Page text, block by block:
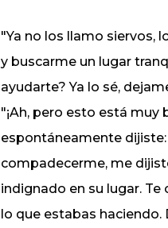
"Ya no los llamo siervos,
y buscarme un lugar
ayudarte? Ya lo sé,
"¡Ah, pero esto está muy
espontáneamente
compadecerme, me
indignado en su lugar.
lo que estabas